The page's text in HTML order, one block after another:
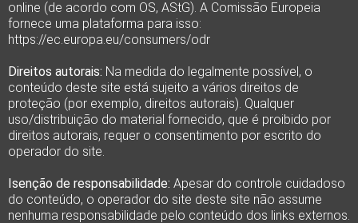
online (de acordo com OS, AStG). A Comissão Europeia
fornece uma plataforma para isso:
https://ec.europa.eu/consumers/odr
Direitos autorais: Na medida do legalmente possível, o
conteúdo deste site está sujeito a vários direitos de
proteção (por exemplo, direitos autorais). Qualquer
uso/distribuição do material fornecido, que é proibido por
direitos autorais, requer o consentimento por escrito do
operador do site.
Isenção de responsabilidade: Apesar do controle cuidadoso
do conteúdo, o operador do site deste site não assume
nenhuma responsabilidade pelo conteúdo dos links externos.